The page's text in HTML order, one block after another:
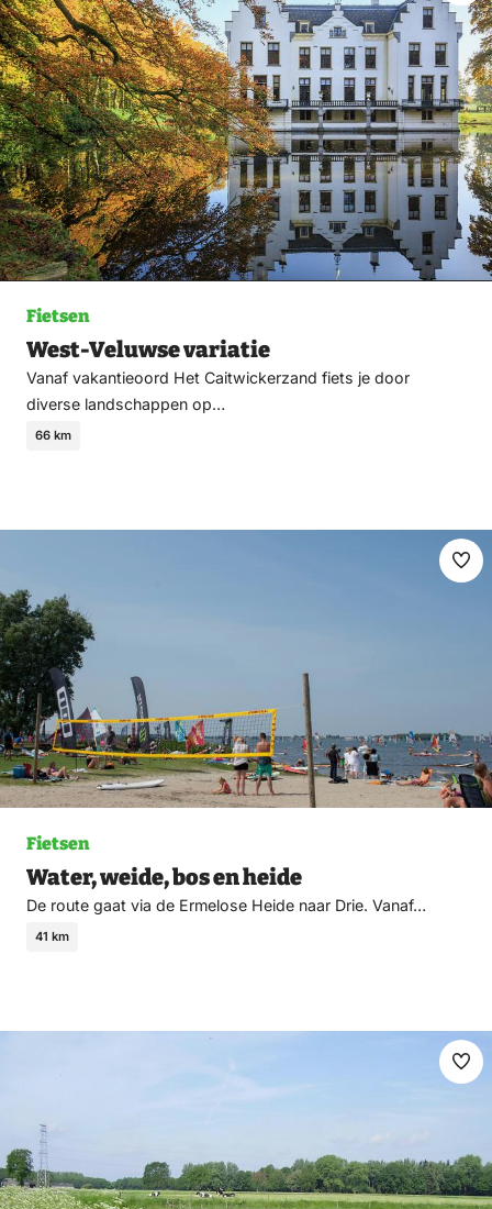
Fietsen
West-Veluwse variatie
Vanaf vakantieoord Het Caitwickerzand fiets je door
diverse landschappen op…
66 km
Fietsen
Water, weide, bos en heide
De route gaat via de Ermelose Heide naar Drie. Vanaf…
41 km